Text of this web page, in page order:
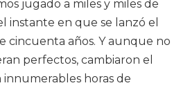
jugado a miles y miles de
instante en que se lanzó el
cincuenta años. Y aunque no
perfectos, cambiaron el
horas de